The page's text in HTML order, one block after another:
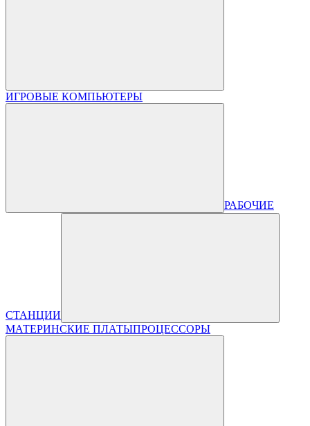
ИГРОВЫЕ КОМПЬЮТЕРЫ
РАБОЧИЕ
СТАНЦИИ
МАТЕРИНСКИЕ ПЛАТЫПРОЦЕССОРЫ